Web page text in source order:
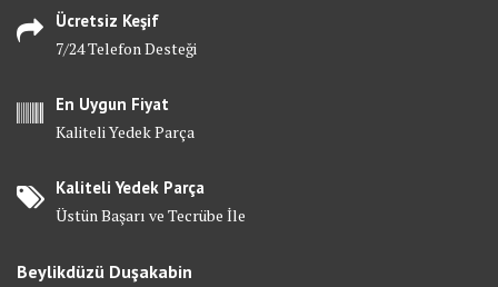
Ücretsiz Keşif
7/24 Telefon Desteği
En Uygun Fiyat
Kaliteli Yedek Parça
Kaliteli Yedek Parça
Üstün Başarı ve Tecrübe İle
Beylikdüzü Duşakabin